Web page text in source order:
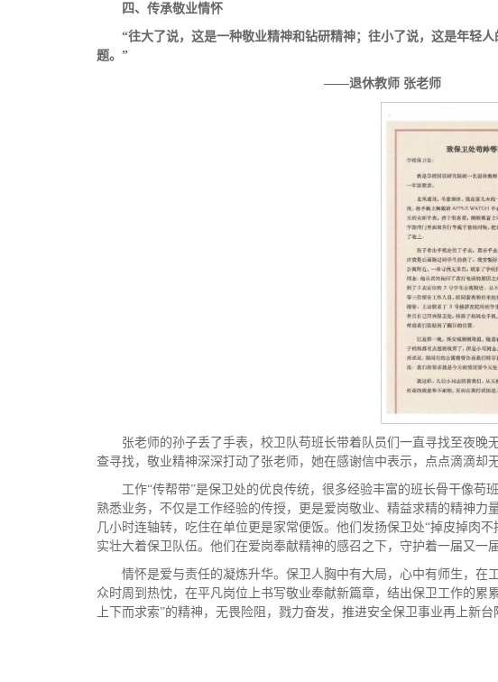
四、传承敬业情怀
“往大了说，这是一种敬业精神和钻研精神； 往小了说，这是年轻人
题。 ”
——退休教师 张老师
张老师的孙子丢了手表，校卫队苟班长带着队员们一直寻找至夜
查寻找，敬业精神深深打动了张老师，她在感谢信中表示，点点滴滴却
工作“传帮带”是保卫处的优良传统，很多经验丰富的班长骨干像
熟悉业务，不仅是工作经验的传授，更是爱岗敬业、精益求精的精神
几小时连轴转，吃住在单位更是家常便饭。他们发扬保卫处“掉皮掉肉
实壮大着保卫队伍。他们在爱岗奉献精神的感召之下，守护着一届又一
情怀是爱与责任的凝炼升华。保卫人胸中有大局，心中有师生，
众时周到热忱，在平凡岗位上书写敬业奉献新篇章，结出保卫工作的
上下而求索”的精神，无畏险阻，戮力奋发，推进安全保卫事业再上新台